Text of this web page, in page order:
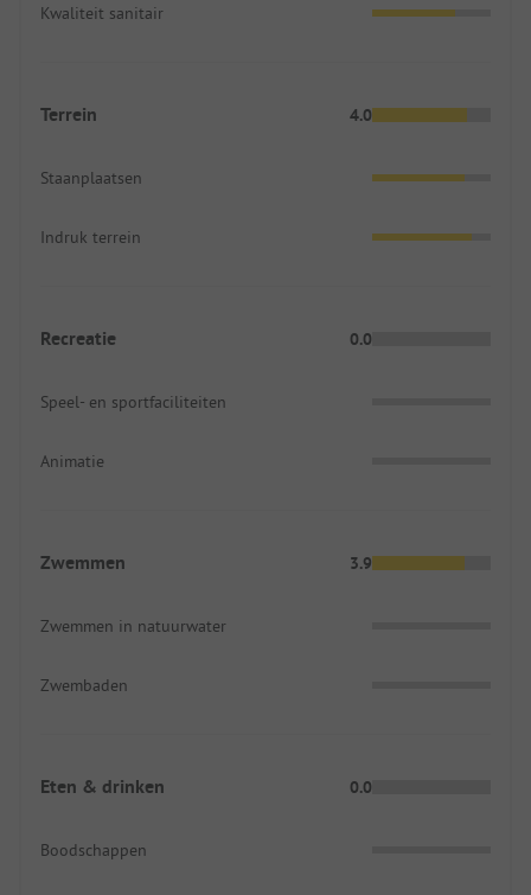
Kwaliteit sanitair
Terrein 4.0
Staanplaatsen
Indruk terrein
Recreatie 0.0
Speel- en sportfaciliteiten
Animatie
Zwemmen 3.9
Zwemmen in natuurwater
Zwembaden
Eten & drinken 0.0
Boodschappen